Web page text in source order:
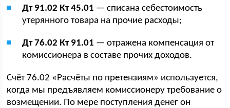
Дт 91.02 Кт 45.01 — списана себестоимость
утерянного товара на прочие расходы;
Дт 76.02 Кт 91.01 — отражена компенсация от
комиссионера в составе прочих доходов.
Счёт 76.02 «Расчёты по претензиям» используется,
когда мы предъявляем комиссионеру требование о
возмещении. По мере поступления денег он